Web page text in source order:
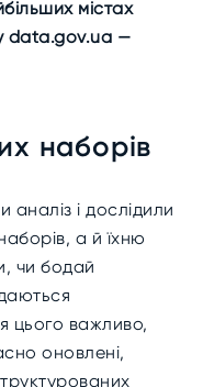
містах
data.gov.ua —
наборів
і дослідили
а й їхню
чи бодай
цього важливо,
оновлені,